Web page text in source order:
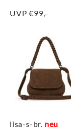
UVP €99,-
lisa-s-br. neu